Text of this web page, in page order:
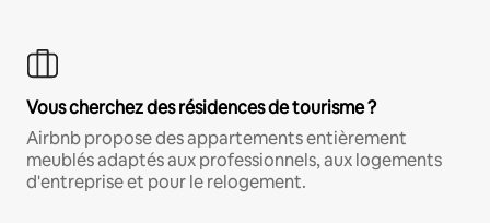
Vous cherchez des résidences de tourisme ?
Airbnb propose des appartements entièrement
meublés adaptés aux professionnels, aux logements
d'entreprise et pour le relogement.